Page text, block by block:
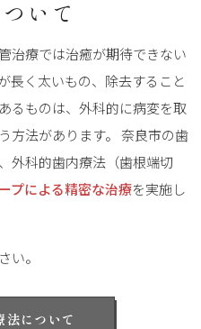
いて
治療では治癒が期待できない
長く太いもの、除去すること
るものは、外科的に病変を取
方法があります。 奈良市の歯
外科的歯内療法（歯根端切
プによる精密な治療を実施し
い。
法について